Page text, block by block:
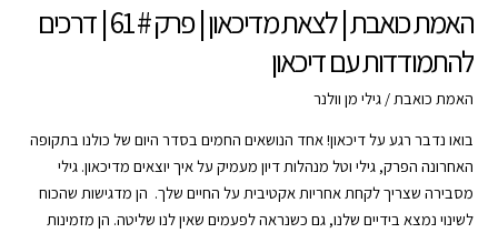
#
61
האמת כואבת | לצאת מדיכאון | פרק # 61 | דרכים
להתמודדות עם דיכאון
האמת כואבת/גילי מן וולנר
בואו נדבר רגע על דיכאון! אחד הנושאים החמים בסדר היום של כולנו בתקופה
האחרונה הפרק, גילי וטל מנהלות דיון מעמיק על איך יוצאים מדיכאון. גילי
מסבירה שצריך לקחת אחריות אקטיבית על החיים שלך. הן מדגישות שהכוח
לשינוי נמצא בידיים שלנו, גם כשנראה לפעמים שאין לנו שליטה. הן מזמינות